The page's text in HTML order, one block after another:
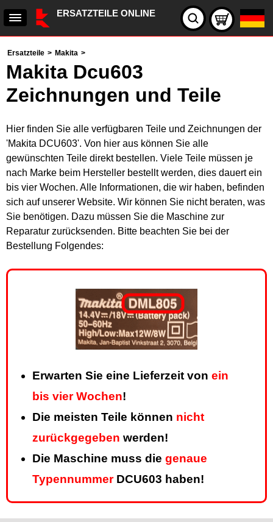
ERSATZTEILE ONLINE
Ersatzteile > Makita >
Makita Dcu603
Zeichnungen und Teile
Hier finden Sie alle verfügbaren Teile und Zeichnungen der
'Makita DCU603'. Von hier aus können Sie alle
gewünschten Teile direkt bestellen. Viele Teile müssen je
nach Marke beim Hersteller bestellt werden, dies dauert ein
bis vier Wochen. Alle Informationen, die wir haben, befinden
sich auf unserer Website. Wir können Sie nicht beraten, was
Sie benötigen. Dazu müssen Sie die Maschine zur
Reparatur zurücksenden. Bitte beachten Sie bei der
Bestellung Folgendes:
Erwarten Sie eine Lieferzeit von ein
bis vier Wochen!
Die meisten Teile können nicht
zurückgegeben werden!
Die Maschine muss die genaue
TypennummerDCU603 haben!